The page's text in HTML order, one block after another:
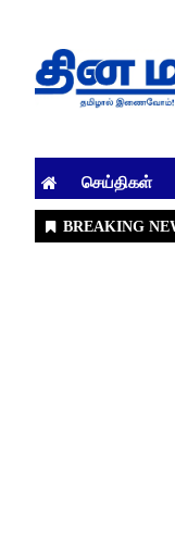
செய்திகள்